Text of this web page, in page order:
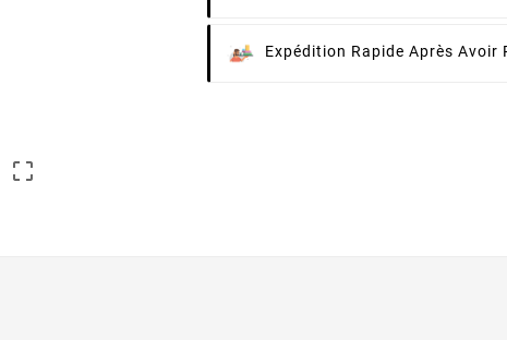

Expédition Rapide Après Avoir